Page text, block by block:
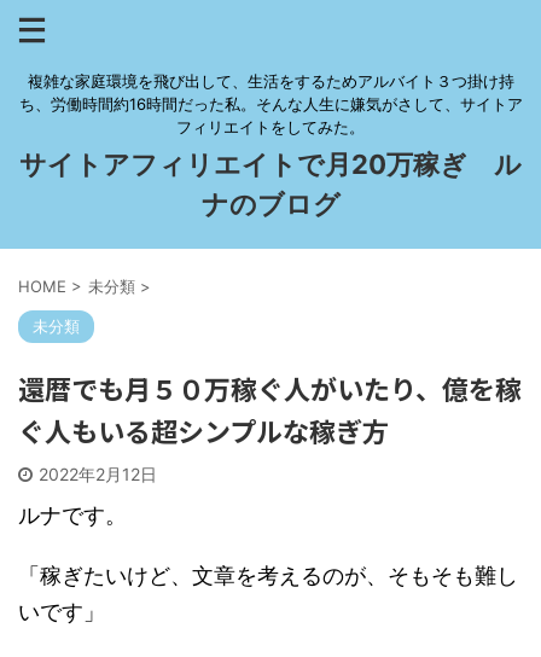
複雑な家庭環境を飛び出して、生活をするためアルバイト３つ掛け持
ち、労働時間約16時間だった私。そんな人生に嫌気がさして、サイトア
フィリエイトをしてみた。
サイトアフィリエイトで月20万稼ぎ ル
ナのブログ
HOME > 未分類 >
未分類
還暦でも月５０万稼ぐ人がいたり、億を稼
ぐ人もいる超シンプルな稼ぎ方
2022年2月12日
ルナです。
「稼ぎたいけど、文章を考えるのが、そもそも難し
いです」